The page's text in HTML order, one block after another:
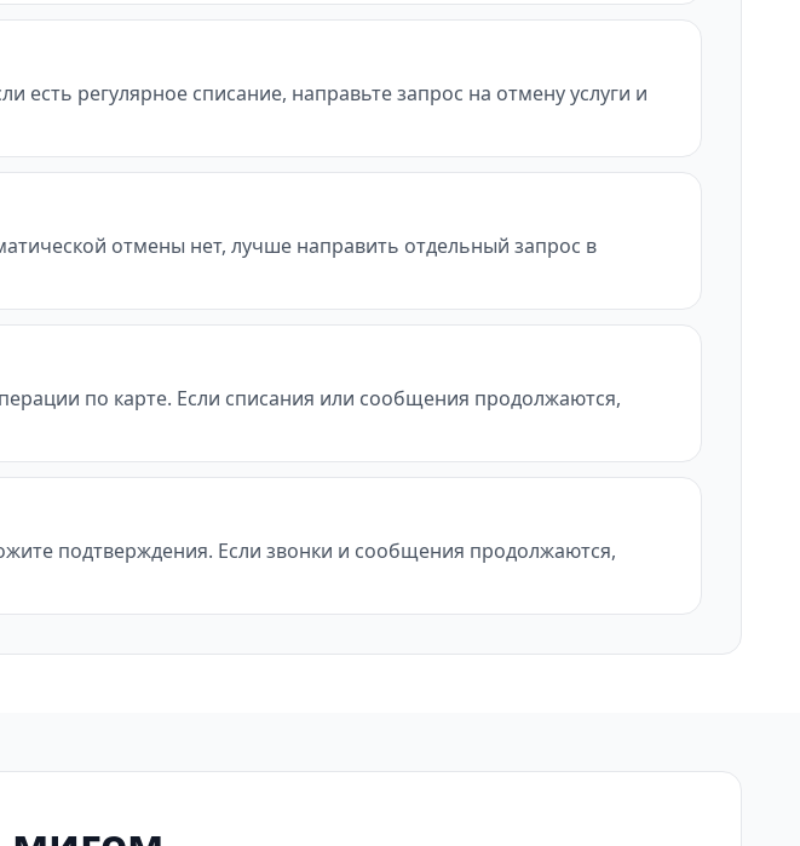
есть регулярное списание, направьте запрос на отмену услуги и
отмены нет, лучше направить отдельный запрос в
по карте. Если списания или сообщения продолжаются,
подтверждения. Если звонки и сообщения продолжаются,